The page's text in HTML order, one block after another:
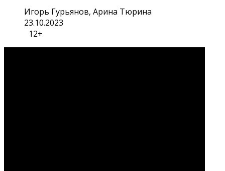
Игорь Гурьянов, Арина Тюрина
23.10.2023
12+